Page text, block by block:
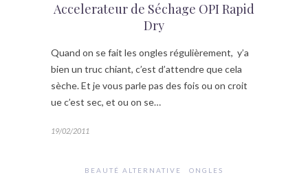
Accelerateur de Séchage OPI Rapid
Dry
Quand on se fait les ongles régulièrement, y’a
bien un truc chiant, c’est d’attendre que cela
sèche. Et je vous parle pas des fois ou on croit
ue c’est sec, et ou on se…
19/02/2011
BEAUTÉ ALTERNATIVE ONGLES